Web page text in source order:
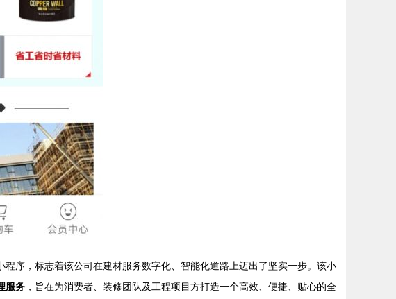
序，标志着该公司在建材服务数字化、智能化道路上迈出了坚实一步。该小
服务 ，旨在为消费者、装修团队及工程项目方打造一个高效、便捷、贴心的全